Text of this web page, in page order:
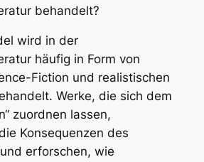
behandelt?
wird in der
häufig in Form von
Fiction und realistischen
Werke, die sich dem
zuordnen lassen,
Konsequenzen des
erforschen, wie